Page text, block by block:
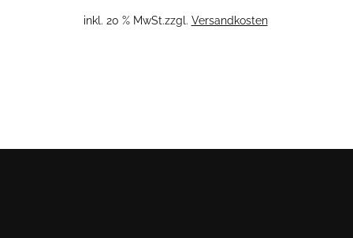
inkl. 20 % MwSt.zzgl. Versandkosten